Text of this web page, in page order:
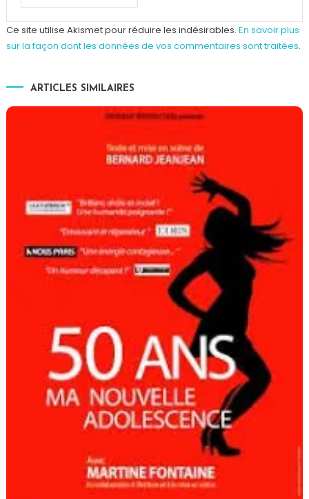
Ce site utilise Akismet pour réduire les indésirables. En savoir plus
sur la façon dont les données de vos commentaires sont traitées.
ARTICLES SIMILAIRES